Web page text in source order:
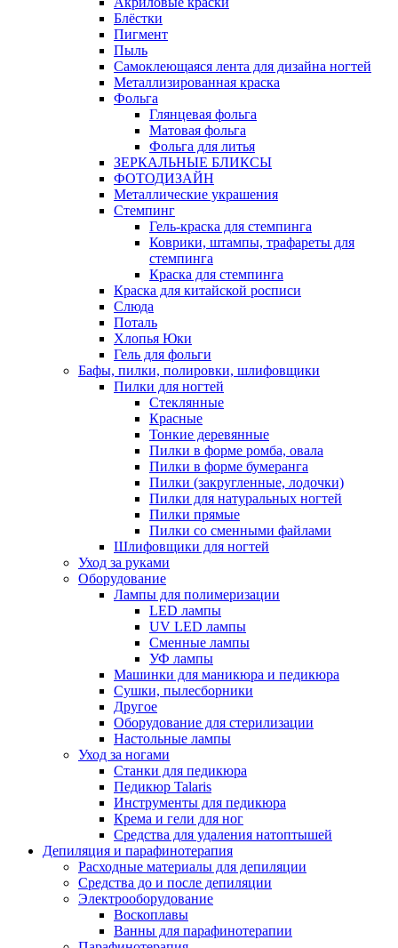
Блёстки
Пигмент
Пыль
Самоклеющаяся лента для дизайна ногтей
Металлизированная краска
Фольга
Глянцевая фольга
Матовая фольга
Фольга для литья
ЗЕРКАЛЬНЫЕ БЛИКСЫ
ФОТОДИЗАЙН
Металлические украшения
Стемпинг
Гель-краска для стемпинга
Коврики, штампы, трафареты для
стемпинга
Краска для стемпинга
Краска для китайской росписи
Слюда
Поталь
Хлопья Юки
Гель для фольги
Бафы, пилки, полировки, шлифовщики
Пилки для ногтей
Стеклянные
Красные
Тонкие деревянные
Пилки в форме ромба, овала
Пилки в форме бумеранга
Пилки (закругленные, лодочки)
Пилки для натуральных ногтей
Пилки прямые
Пилки со сменными файлами
Шлифовщики для ногтей
Уход за руками
Оборудование
Лампы для полимеризации
LED лампы
UV LED лампы
Сменные лампы
УФ лампы
Машинки для маникюра и педикюра
Сушки, пылесборники
Другое
Оборудование для стерилизации
Настольные лампы
Уход за ногами
Станки для педикюра
Педикюр Talaris
Инструменты для педикюра
Крема и гели для ног
Средства для удаления натоптышей
Депиляция и парафинотерапия
Расходные материалы для депиляции
Средства до и после депиляции
Электрооборудование
Воскоплавы
Ванны для парафинотерапии